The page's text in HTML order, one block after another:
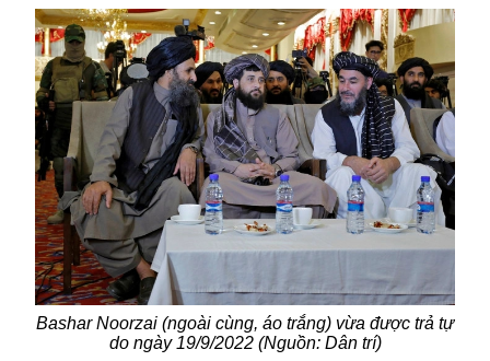
Bashar Noorzai (ngoài cùng, áo trắng) vừa được trả tự
do ngày 19/9/2022 (Nguồn: Dân trí)